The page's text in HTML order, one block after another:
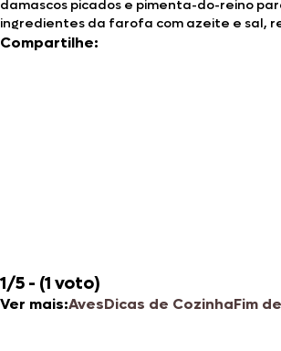
damascos picados e pimenta-do-reino
ingredientes da farofa com azeite e sal,
Compartilhe:
1/5 - (1 voto)
Ver mais:AvesDicas de CozinhaFim